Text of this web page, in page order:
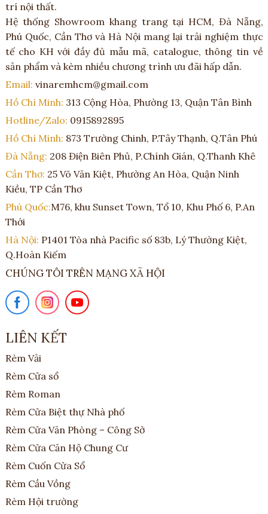
trí nội thất.
Hệ thống Showroom khang trang tại HCM, Đà Nẵng,
Phú Quốc, Cần Thơ và Hà Nội mang lại trải nghiệm thực
tế cho KH với đầy đủ mẫu mã, catalogue, thông tin về
sản phẩm và kèm nhiều chương trình ưu đãi hấp dẫn.
Email: vinaremhcm@gmail.com
Hồ Chí Minh: 313 Cộng Hòa, Phường 13, Quận Tân Bình
Hotline/Zalo: 0915892895
Hồ Chí Minh: 873 Trường Chinh, P.Tây Thạnh, Q.Tân Phú
Đà Nẵng: 208 Điện Biên Phủ, P.Chính Gián, Q.Thanh Khê
Cần Thơ: 25 Võ Văn Kiệt, Phường An Hòa, Quận Ninh
Kiều, TP Cần Thơ
Phú Quốc:M76, khu Sunset Town, Tổ 10, Khu Phố 6, P.An
Thới
Hà Nội: P1401 Tòa nhà Pacific số 83b, Lý Thường Kiệt,
Q.Hoàn Kiếm
CHÚNG TÔI TRÊN MẠNG XÃ HỘI
LIÊN KẾT
Rèm Vải
Rèm Cửa sổ
Rèm Roman
Rèm Cửa Biệt thự Nhà phố
Rèm Cửa Văn Phòng – Công Sở
Rèm Cửa Căn Hộ Chung Cư
Rèm Cuốn Cửa Sổ
Rèm Cầu Vồng
Rèm Hội trường